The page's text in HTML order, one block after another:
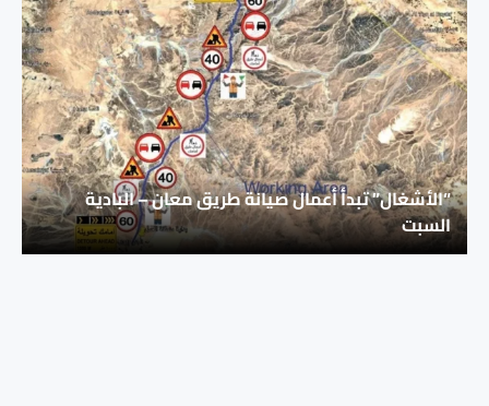
“الأشغال” تبدأ أعمال صيانة طريق معان – البادية
السبت